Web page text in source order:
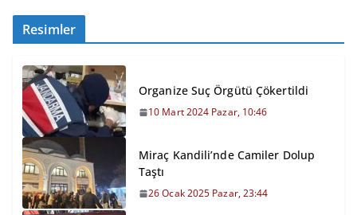
Resimler
Organize Suç Örgütü Çökertildi
10 Mart 2024 Pazar, 10:46
Miraç Kandili’nde Camiler Dolup
Taştı
26 Ocak 2025 Pazar, 23:44